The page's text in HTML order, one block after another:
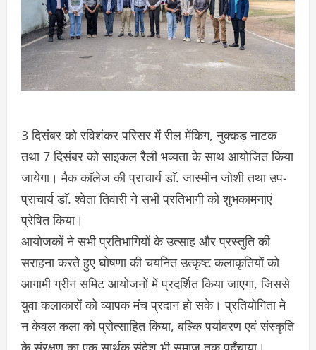
3 दिसंबर को रविशंकर परिसर में रील मेंकिग, नुक्कड़ नाटक
तथा 7 दिसंबर को साइकल रैली भव्यता के साथ आयोजित किया
जायेगा। मैक काॅलेज की प्राचार्य डाॅ. जास्मीन जोशी तथा उप-
प्राचार्य डाॅ. श्वेता तिवारी ने सभी प्रतिभागी को शुभकामनाएं
प्रेषित किया।
आयोजकों ने सभी प्रतिभागियों के उत्साह और प्रस्तुति की
सराहना करते हुए घोषणा की चयनित उत्कृष्ट कलाकृतियों को
आगामी ग्रीन समिट आयोजनों में प्रदर्शित किया जाएगा, जिससे
युवा कलाकारों को व्यापक मंच प्रदान हो सके। प्रतियोगिता मे
न केवल कला को प्रोत्साहित किया, बल्कि पर्यावरण एवं संस्कृति